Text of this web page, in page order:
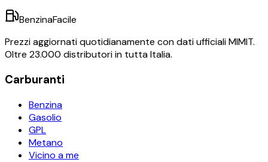
BenzinaFacile
Prezzi aggiornati quotidianamente con dati ufficiali MIMIT.
Oltre 23.000 distributori in tutta Italia.
Carburanti
Benzina
Gasolio
GPL
Metano
Vicino a me